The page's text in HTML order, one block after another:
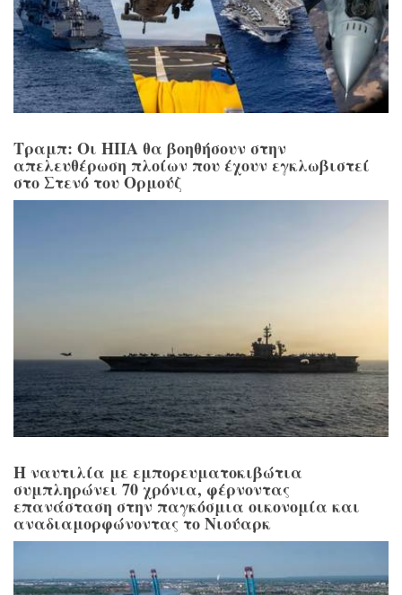
Τραμπ: Οι ΗΠΑ θα βοηθήσουν στην
απελευθέρωση πλοίων που έχουν εγκλωβιστεί
στο Στενό του Ορμούζ
Η ναυτιλία με εμπορευματοκιβώτια
συμπληρώνει 70 χρόνια, φέρνοντας
επανάσταση στην παγκόσμια οικονομία και
αναδιαμορφώνοντας το Νιούαρκ